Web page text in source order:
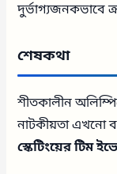
দুর্ভাগ্যজনকভাবে
শেষকথা
শীতকালীন
নাটকীয়তা এখনো
স্কেটিংয়ের টিম